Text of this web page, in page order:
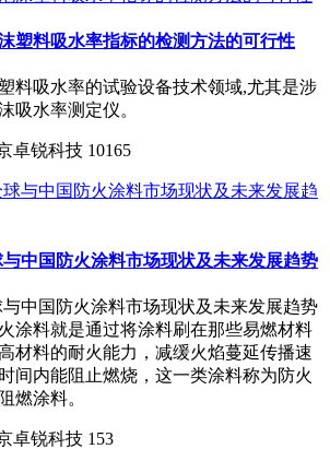
塑料吸水率指标的检测方法的可行性
料吸水率的试验设备技术领域,尤其是涉
吸水率测定仪。
卓锐科技 10165
与中国防火涂料市场现状及未来发展趋势
与中国防火涂料市场现状及未来发展趋势
涂料就是通过将涂料刷在那些易燃材料
材料的耐火能力，减缓火焰蔓延传播速
间内能阻止燃烧，这一类涂料称为防火
燃涂料。
卓锐科技 153